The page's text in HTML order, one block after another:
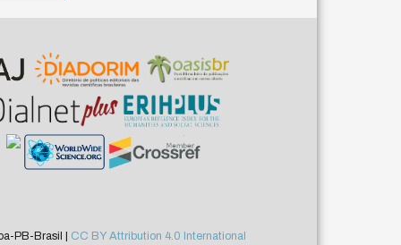
PB-Brasil | CC BY Attribution 4.0 International